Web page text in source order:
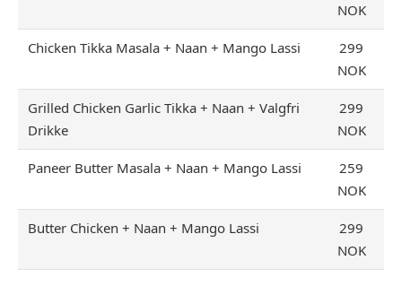
NOK
Chicken Tikka Masala + Naan + Mango Lassi
299
NOK
Grilled Chicken Garlic Tikka + Naan + Valgfri
Drikke
299
NOK
Paneer Butter Masala + Naan + Mango Lassi
259
NOK
Butter Chicken + Naan + Mango Lassi
299
NOK